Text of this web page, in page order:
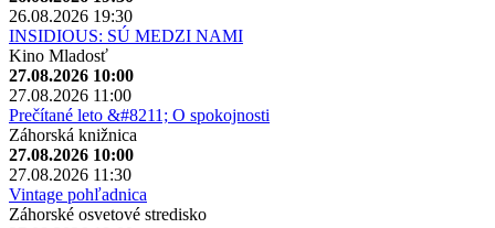
26.08.2026 19:30
INSIDIOUS: SÚ MEDZI NAMI
Kino Mladosť
27.08.2026 10:00
27.08.2026 11:00
Prečítané leto &#8211; O spokojnosti
Záhorská knižnica
27.08.2026 10:00
27.08.2026 11:30
Vintage pohľadnica
Záhorské osvetové stredisko